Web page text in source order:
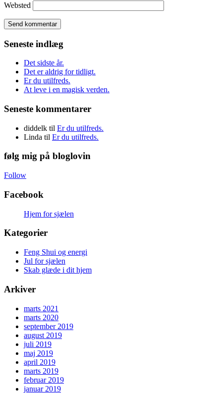
Websted
Seneste indlæg
Det sidste år.
Det er aldrig for tidligt.
Er du utilfreds.
At leve i en magisk verden.
Seneste kommentarer
diddelk til Er du utilfreds.
Linda til Er du utilfreds.
følg mig på bloglovin
Follow
Facebook
Hjem for sjælen
Kategorier
Feng Shui og energi
Jul for sjælen
Skab glæde i dit hjem
Arkiver
marts 2021
marts 2020
september 2019
august 2019
juli 2019
maj 2019
april 2019
marts 2019
februar 2019
januar 2019